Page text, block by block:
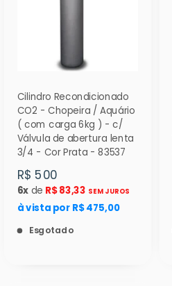
Cilindro Recondicionado
CO2 - Chopeira / Aquário
( com carga 6kg ) - c/
Válvula de abertura lenta
3/4 - Cor Prata - 83537
R$ 500
6xde R$ 83,33 SEM JUROS
à vista por R$ 475,00
Esgotado